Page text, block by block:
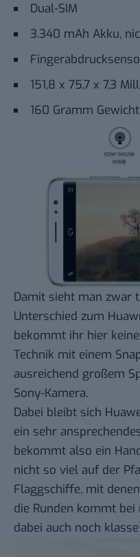
Dual-SIM
3.340 mAh Akku,
151,8 x 75,7 x 7,3
160 Gramm Gewicht
Damit sieht man zwar
Unterschied zum
bekommt ihr hier
Technik mit einem
ausreichend großem
Sony-Kamera.
Dabei bleibt sich
ein sehr
bekommt also ein
nicht so viel auf der
Flaggschiffe, mit
die Runden kommt
dabei auch noch